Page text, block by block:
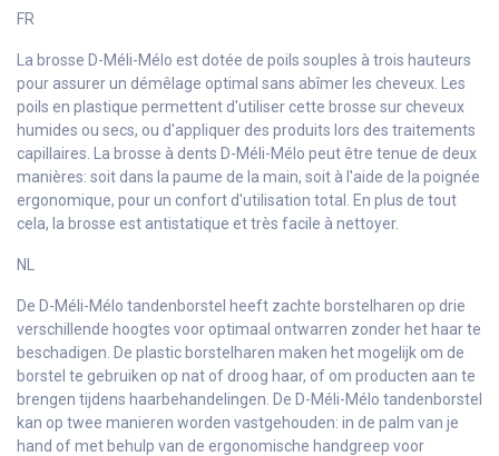
FR
La brosse D-Méli-Mélo est dotée de poils souples à trois hauteurs
pour assurer un démêlage optimal sans abîmer les cheveux. Les
poils en plastique permettent d'utiliser cette brosse sur cheveux
humides ou secs, ou d'appliquer des produits lors des traitements
capillaires. La brosse à dents D-Méli-Mélo peut être tenue de deux
manières: soit dans la paume de la main, soit à l'aide de la poignée
ergonomique, pour un confort d'utilisation total. En plus de tout
cela, la brosse est antistatique et très facile à nettoyer.
NL
De D-Méli-Mélo tandenborstel heeft zachte borstelharen op drie
verschillende hoogtes voor optimaal ontwarren zonder het haar te
beschadigen. De plastic borstelharen maken het mogelijk om de
borstel te gebruiken op nat of droog haar, of om producten aan te
brengen tijdens haarbehandelingen. De D-Méli-Mélo tandenborstel
kan op twee manieren worden vastgehouden: in de palm van je
hand of met behulp van de ergonomische handgreep voor